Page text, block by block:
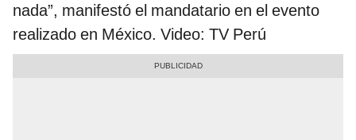
nada”, manifestó el mandatario en el evento
realizado en México. Video: TV Perú